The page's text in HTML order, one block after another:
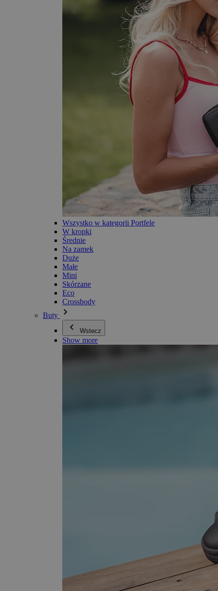
Wszystko w kategorii Portfele
W kropki
Średnie
Na zamek
Duże
Małe
Mini
Skórzane
Eco
Crossbody
Buty
Wstecz
Show more